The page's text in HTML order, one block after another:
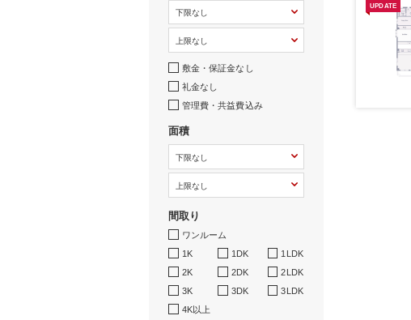
敷金・保証金なし
礼金なし
管理費・共益費込み
面積
間取り
ワンルーム
1K
1DK
1LDK
2K
2DK
2LDK
3K
3DK
3LDK
4K以上
UPDATE